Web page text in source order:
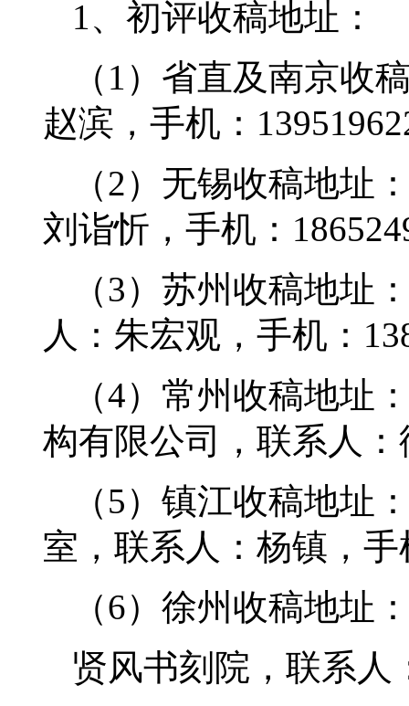
1、初评收稿地址：
（1）省直及南京收
赵滨，手机：
（2）无锡收稿地址
刘诣忻，手机：
（3）苏州收稿地址
人：朱宏观，手机：
（4）常州收稿地址
构有限公司，联系人：
（5）镇江收稿地址
室，联系人：杨镇，手
（6）徐州收稿地址
贤风书刻院，联系人